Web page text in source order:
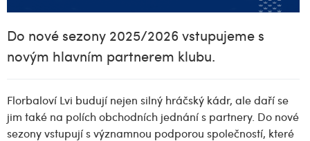
Do nové sezony 2025/2026 vstupujeme s
novým hlavním partnerem klubu.
Florbaloví Lvi budují nejen silný hráčský kádr, ale daří se
jim také na polích obchodních jednání s partnery. Do nové
sezony vstupují s významnou podporou společností, které